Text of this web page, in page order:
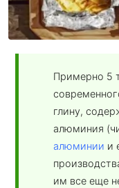
Примерно 5
глину,
алюминия
алюминии и
им все еще